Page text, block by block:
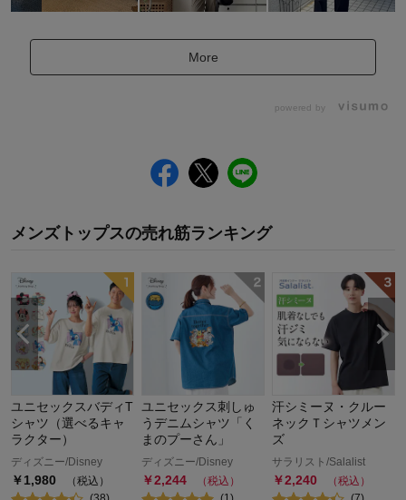
More
powered by
メンズトップスの売れ筋ランキング
ユニセックスバディT
シャツ（選べるキャ
ラクター）
ディズニー/Disney
￥1,980
（税込）
ユニセックス刺しゅ
うデニムシャツ「く
まのプーさん」
ディズニー/Disney
￥2,244
（税込）
汗シミーヌ・クルー
ネックＴシャツメン
ズ
サラリスト/Salalist
￥2,240
（税込）